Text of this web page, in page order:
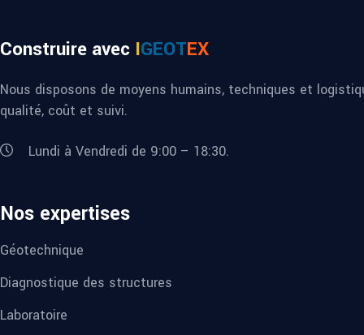
Construire avec IGEOTEX
Nous disposons de moyens humains, techniques et
qualité, coût et suivi.
Lundi à Vendredi de 9:00 – 18:30.
Nos expertises
Géotechnique
Diagnostique des structures
Laboratoire